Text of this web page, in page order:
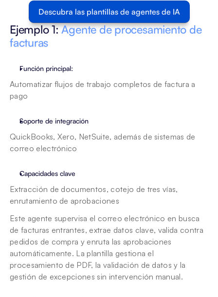
Descubra las plantillas de agentes de IA
Ejemplo 1: Agente de procesamiento de
facturas
Función principal:
Automatizar flujos de trabajo completos de factura a
pago
Soporte de integración
QuickBooks, Xero, NetSuite, además de sistemas de
correo electrónico
Capacidades clave
Extracción de documentos, cotejo de tres vías,
enrutamiento de aprobaciones
Este agente supervisa el correo electrónico en busca
de facturas entrantes, extrae datos clave, valida contra
pedidos de compra y enruta las aprobaciones
automáticamente. La plantilla gestiona el
procesamiento de PDF, la validación de datos y la
gestión de excepciones sin intervención manual.